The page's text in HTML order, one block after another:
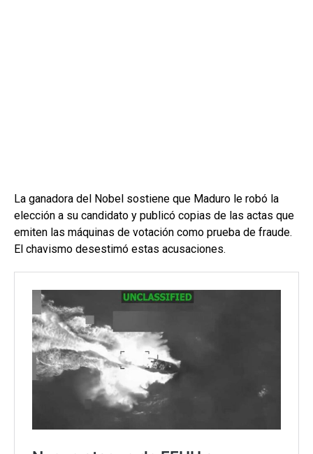
La ganadora del Nobel sostiene que Maduro le robó la
elección a su candidato y publicó copias de las actas que
emiten las máquinas de votación como prueba de fraude.
El chavismo desestimó estas acusaciones.